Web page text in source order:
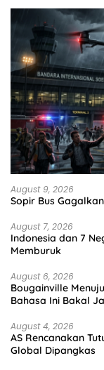
August 9, 2026
Sopir Bus
August 7, 2026
Indonesia dan 7
Memburuk
August 6, 2026
Bougainville
Bahasa Ini Bakal
August 4, 2026
AS Rencanakan
Global Dipangkas